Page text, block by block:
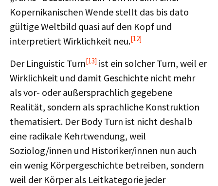
Kopernikanischen Wende stellt das bis dato
gültige Weltbild quasi auf den Kopf und
interpretiert Wirklichkeit neu.[12]
Der Linguistic Turn[13] ist ein solcher Turn, weil er
Wirklichkeit und damit Geschichte nicht mehr
als vor- oder außersprachlich gegebene
Realität, sondern als sprachliche Konstruktion
thematisiert. Der Body Turn ist nicht deshalb
eine radikale Kehrtwendung, weil
Soziolog/innen und Historiker/innen nun auch
ein wenig Körpergeschichte betreiben, sondern
weil der Körper als Leitkategorie jeder